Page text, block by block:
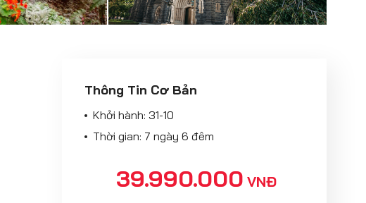
Thông Tin Cơ Bản
Khởi hành: 31-10
Thời gian: 7 ngày 6 đêm
39.990.000 VNĐ